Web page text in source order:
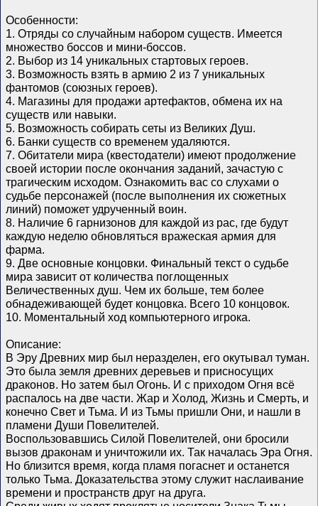
Особенности:
1. Отряды со случайным набором существ. Имеется
множество боссов и мини-боссов.
2. Выбор из 14 уникальных стартовых героев.
3. Возможность взять в армию 2 из 7 уникальных
фантомов (союзных героев).
4. Магазины для продажи артефактов, обмена их на
существ или навыки.
5. Возможность собирать сеты из Великих Душ.
6. Банки существ со временем удаляются.
7. Обитатели мира (квестодатели) имеют продолжение
своей истории после окончания заданий, зачастую с
трагическим исходом. Ознакомить вас со слухами о
судьбе персонажей (после выполнения их сюжетных
линий) поможет удрученный воин.
8. Наличие 6 гарнизонов для каждой из рас, где будут
каждую неделю обновляться вражеская армия для
фарма.
9. Две основные концовки. Финальный текст о судьбе
мира зависит от количества поглощенных
Величественных душ. Чем их больше, тем более
обнадеживающей будет концовка. Всего 10 концовок.
10. Моментальный ход компьютерного игрока.
Описание:
В Эру Древних мир был неразделен, его окутывал туман.
Это была земля древних деревьев и присносущих
драконов. Но затем был Огонь. И с приходом Огня всё
распалось на две части. Жар и Холод, Жизнь и Смерть, и
конечно Свет и Тьма. И из Тьмы пришли Они, и нашли в
пламени Души Повелителей.
Воспользовавшись Силой Повелителей, они бросили
вызов драконам и уничтожили их. Так началась Эра Огня.
Но близится время, когда пламя погаснет и останется
только Тьма. Доказательства этому служит наслаивание
времени и пространств друг на друга.